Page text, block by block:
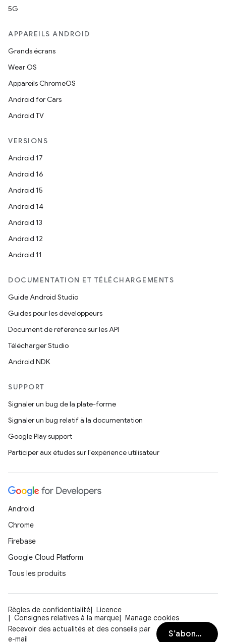
5G
APPAREILS ANDROID
Grands écrans
Wear OS
Appareils ChromeOS
Android for Cars
Android TV
VERSIONS
Android 17
Android 16
Android 15
Android 14
Android 13
Android 12
Android 11
DOCUMENTATION ET TÉLÉCHARGEMENTS
Guide Android Studio
Guides pour les développeurs
Document de référence sur les API
Télécharger Studio
Android NDK
SUPPORT
Signaler un bug de la plate-forme
Signaler un bug relatif à la documentation
Google Play support
Participer aux études sur l'expérience utilisateur
Android
Chrome
Firebase
Google Cloud Platform
Tous les produits
Règles de confidentialité
Licence
Consignes relatives à la marque
Manage cookies
Recevoir des actualités et des conseils par
e-mail
S’abonner